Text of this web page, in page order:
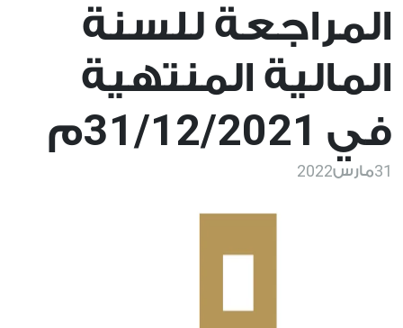
المراجعة للسنة
المالية المنتهية
في 31/12/2021م
31مارس2022